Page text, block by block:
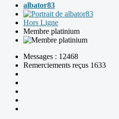
albator83
Hors Ligne
Membre platinium
Messages : 12468
Remerciements reçus 1633